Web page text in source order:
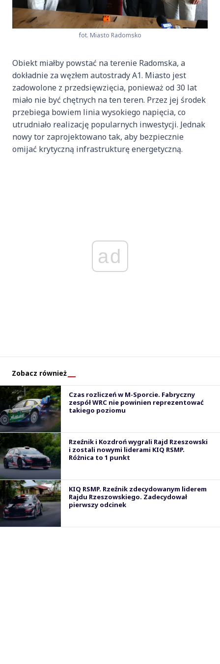
fot. Miasto Radomsko
Obiekt miałby powstać na terenie Radomska, a
dokładnie za węzłem autostrady A1. Miasto jest
zadowolone z przedsięwzięcia, ponieważ od 30 lat
miało nie być chętnych na ten teren. Przez jej środek
przebiega bowiem linia wysokiego napięcia, co
utrudniało realizację popularnych inwestycji. Jednak
nowy tor zaprojektowano tak, aby bezpiecznie
omijać krytyczną infrastrukturę energetyczną.
ad
Zobacz również
Czas rozliczeń w M-Sporcie. Fabryczny
zespół WRC nie powinien reprezentować
takiego poziomu
Rzeźnik i Kozdroń wygrali Rajd Rzeszowski
i zostali nowymi liderami KIQ RSMP.
Różnica to 1 punkt
KIQ RSMP. Rzeźnik zdecydowanym liderem
Rajdu Rzeszowskiego. Zadecydował
pierwszy odcinek